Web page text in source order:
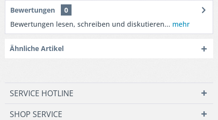
Bewertungen
0
Bewertungen lesen, schreiben und diskutieren... mehr
Ähnliche Artikel
SERVICE HOTLINE
SHOP SERVICE